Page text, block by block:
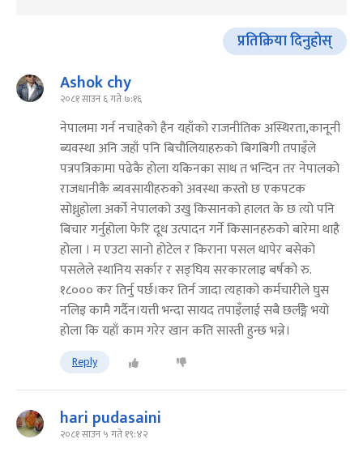
प्रतिक्रिया दिनुहोस्
Ashok chy
२०८१ साउन ६ गते ७:१६
नेपालमा गर्न नचाहेको हैन यहाँको राजनीतिक अस्थिरता,कानूनी
ब्यवस्था अनि जहाँ पनि बिचौलियाहरुको बिगबिगी तपाइँले
पत्रपत्रिकामा पढेकै होला यकिनका साथ त भन्दिन तर नेपालको
राजधानीकै ब्यवसायीहरुको अवस्था कस्तो छ एकपटक
सोध्नुहोला अर्को नेपालको उखु किसानको हालत के छ त्यो पनि
बिचार गर्नुहोला फेरि दूध उत्पादन गर्ने किसानहरुको बारेमा थाहै
होला । म एउटा सानो होटेल र किराना पसल थापेर बसेको
पसलेले स्थानिय सर्कार र सङ्घिय सरकारलाइ बर्षको रु.
१८००० कर तिर्नु पर्छ।कर तिर्न जादा त्यहाको कर्मचारीले घुस
नलिइ कामै गर्दैन।यत्ती भन्दा सायद तपाइँलाई सबै छर्लङ्गै भयो
होला कि यहाँ काम गरेर खान कति सास्ती हुन्छ भन्ने।
Reply
hari pudasaini
२०८१ साउन ५ गते १९:४२